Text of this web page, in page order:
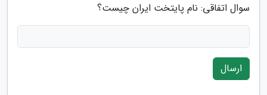
سوال اتفاقی: نام پایتخت ایران چیست؟
ارسال